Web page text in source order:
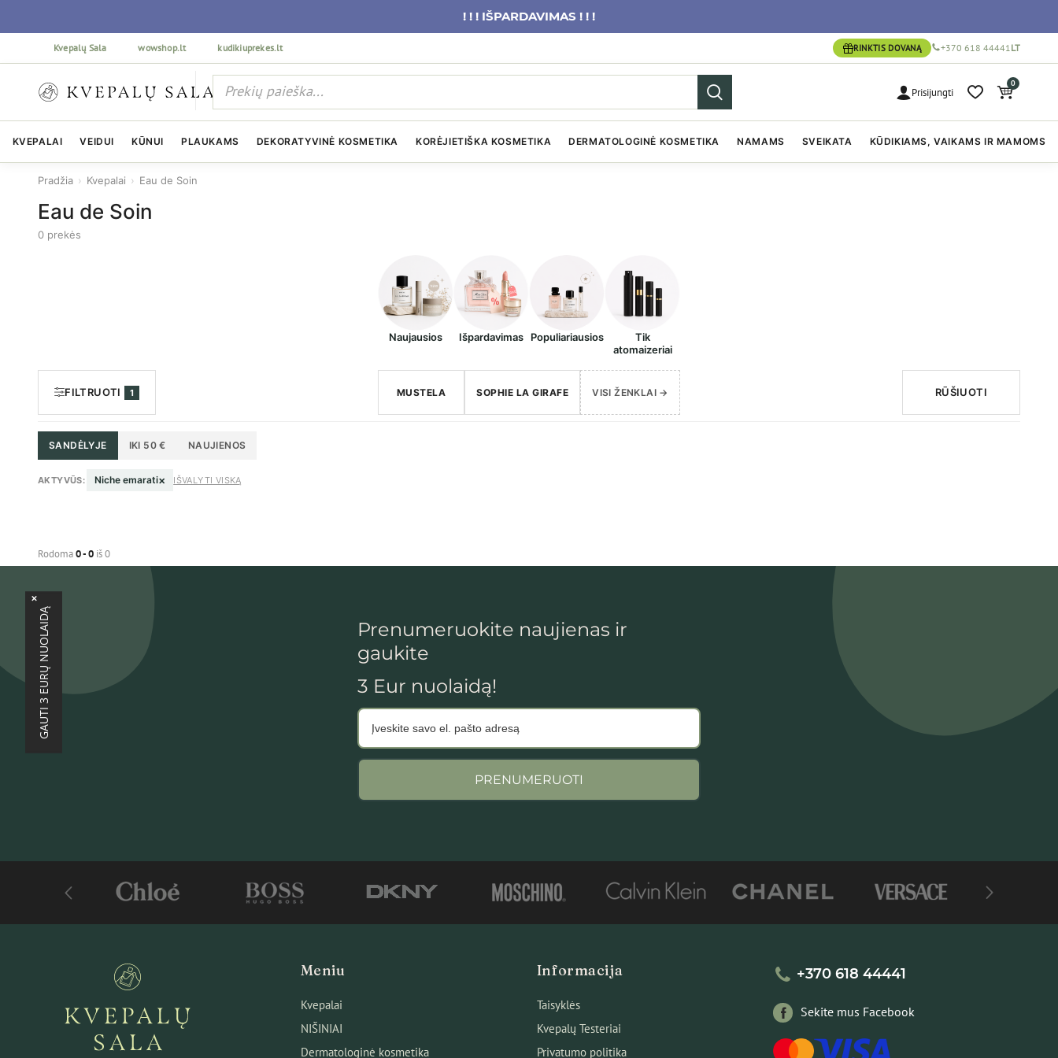
! ! ! IŠPARDAVIMAS ! ! !
Kvepalų Sala wowshop.lt kudikiuprekes.lt RINKTIS DOVANĄ +370 618 44441LT
Prisijungti
0
KVEPALAI VEIDUI KŪNUI PLAUKAMS DEKORATYVINĖ KOSMETIKA KORĖJIETIŠKA KOSMETIKA DERMATOLOGINĖ KOSMETIKA NAMAMS SVEIKATA KŪDIKIAMS, VAIKAMS IR MAMOMS
Pradžia › Kvepalai › Eau de Soin
Eau de Soin
0 prekės
Naujausios Išpardavimas Populiariausios
Tik
atomaizeriai
FILTRUOTI 1 MUSTELA SOPHIE LA GIRAFE VISI ŽENKLAI → RŪŠIUOTI
SANDĖLYJE IKI 50 € NAUJIENOS
AKTYVŪS: Niche emarati× IŠVALYTI VISKĄ
Rodoma0 - 0 iš 0
Prenumeruokite naujienas ir
gaukite
3 Eur nuolaidą!
PRENUMERUOTI
Meniu
Kvepalai
NIŠINIAI
Dermatologinė kosmetika
Informacija
Taisyklės
Kvepalų Testeriai
Privatumo politika
+370 618 44441
Sekite mus Facebook
GAUTI 3 EURŲ NUOLAIDĄ
×